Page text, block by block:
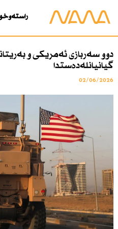
ڕاستەوخۆ
دوو سەربازی ئەمریكی و
گیانیانلەدەستدا
02/06/2026